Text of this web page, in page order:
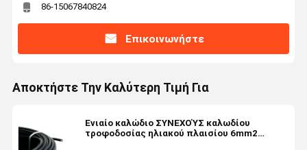
86-15067840824
Επικοινωνήστε
Αποκτήστε Την Καλύτερη Τιμή Για
Ενιαίο καλώδιο ΣΥΝΕΧΟΎΣ καλωδίου
τροφοδοσίας ηλιακού πλαισίου 6mm2